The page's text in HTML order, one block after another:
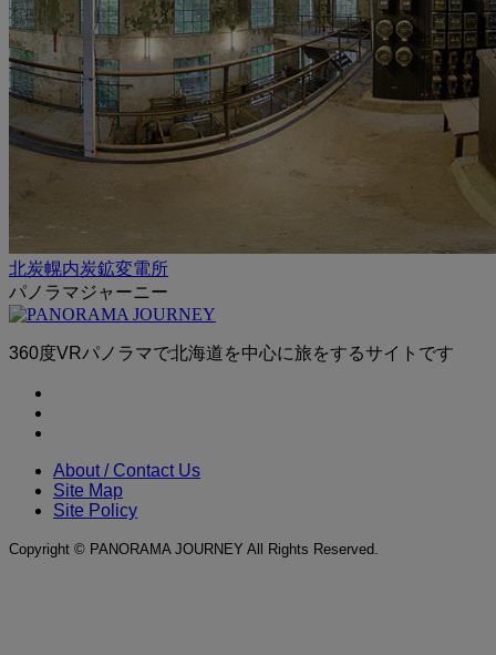
北炭幌内炭鉱変電所
パノラマジャーニー
360度VRパノラマで北海道を中心に旅をするサイトです
About / Contact Us
Site Map
Site Policy
Copyright © PANORAMA JOURNEY All Rights Reserved.